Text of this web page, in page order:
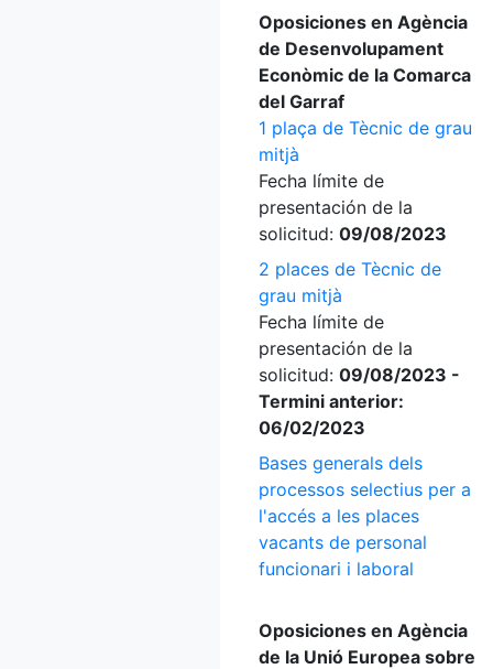
Oposiciones en Agència
de Desenvolupament
Econòmic de la Comarca
del Garraf
1 plaça de Tècnic de grau
mitjà
Fecha límite de
presentación de la
solicitud: 09/08/2023
2 places de Tècnic de
grau mitjà
Fecha límite de
presentación de la
solicitud: 09/08/2023 -
Termini anterior:
06/02/2023
Bases generals dels
processos selectius per a
l'accés a les places
vacants de personal
funcionari i laboral
Oposiciones en Agència
de la Unió Europea sobre